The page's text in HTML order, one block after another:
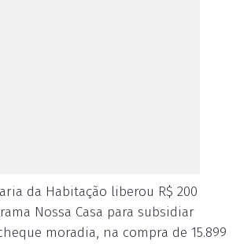
da Habitação liberou R$ 200
Nossa Casa para subsidiar
moradia, na compra de 15.899